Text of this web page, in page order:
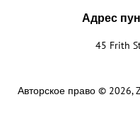
Адрес
45 Frith
Авторское право © 2026,